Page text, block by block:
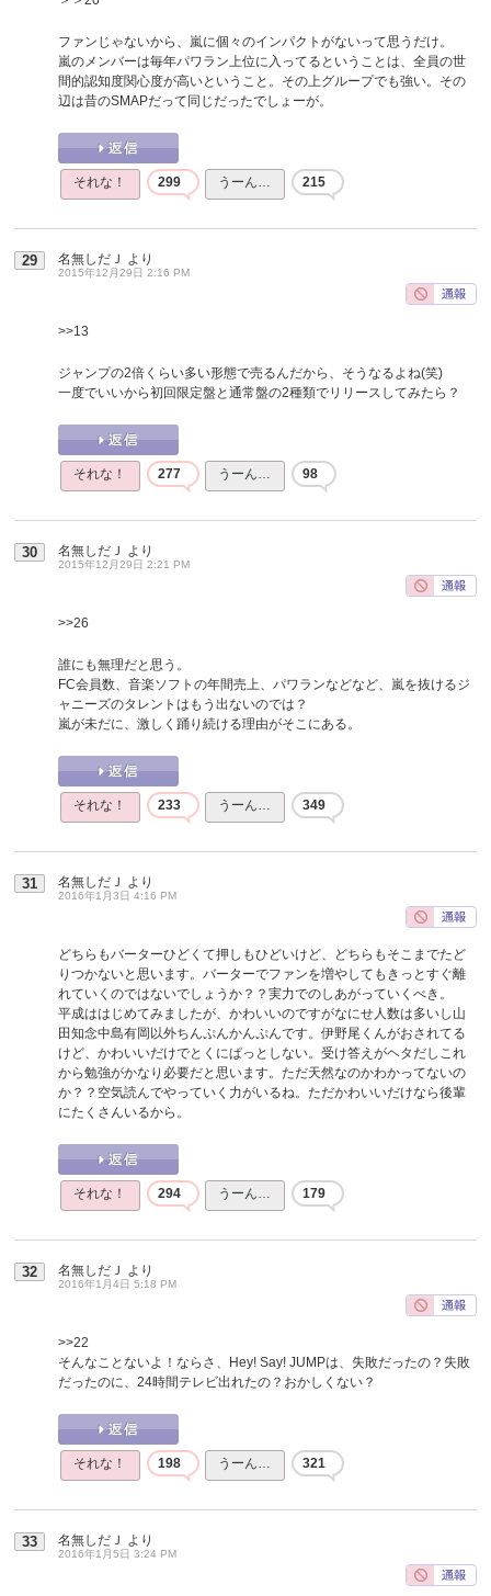
ファンじゃないから、嵐に個々のインパクトがないって思うだけ。
嵐のメンバーは毎年パワラン上位に入ってるということは、全員の世
間的認知度関心度が高いということ。その上グループでも強い。その
辺は昔のSMAPだって同じだったでしょーが。
それな！ 299 うーん… 215
29 名無しだＪ より
2015年12月29日 2:16 PM
>>13
ジャンプの2倍くらい多い形態で売るんだから、そうなるよね(笑)
一度でいいから初回限定盤と通常盤の2種類でリリースしてみたら？
それな！ 277 うーん… 98
30 名無しだＪ より
2015年12月29日 2:21 PM
>>26
誰にも無理だと思う。
FC会員数、音楽ソフトの年間売上、パワランなどなど、嵐を抜けるジ
ャニーズのタレントはもう出ないのでは？
嵐が未だに、激しく踊り続ける理由がそこにある。
それな！ 233 うーん… 349
31 名無しだＪ より
2016年1月3日 4:16 PM
どちらもバーターひどくて押しもひどいけど、どちらもそこまでたど
りつかないと思います。バーターでファンを増やしてもきっとすぐ離
れていくのではないでしょうか？？実力でのしあがっていくべき。
平成ははじめてみましたが、かわいいのですがなにせ人数は多いし山
田知念中島有岡以外ちんぷんかんぷんです。伊野尾くんがおされてる
けど、かわいいだけでとくにぱっとしない。受け答えがヘタだしこれ
から勉強がかなり必要だと思います。ただ天然なのかわかってないの
か？？空気読んでやっていく力がいるね。ただかわいいだけなら後輩
にたくさんいるから。
それな！ 294 うーん… 179
32 名無しだＪ より
2016年1月4日 5:18 PM
>>22
そんなことないよ！ならさ、Hey! Say! JUMPは、失敗だったの？失敗
だったのに、24時間テレビ出れたの？おかしくない？
それな！ 198 うーん… 321
33 名無しだＪ より
2016年1月5日 3:24 PM